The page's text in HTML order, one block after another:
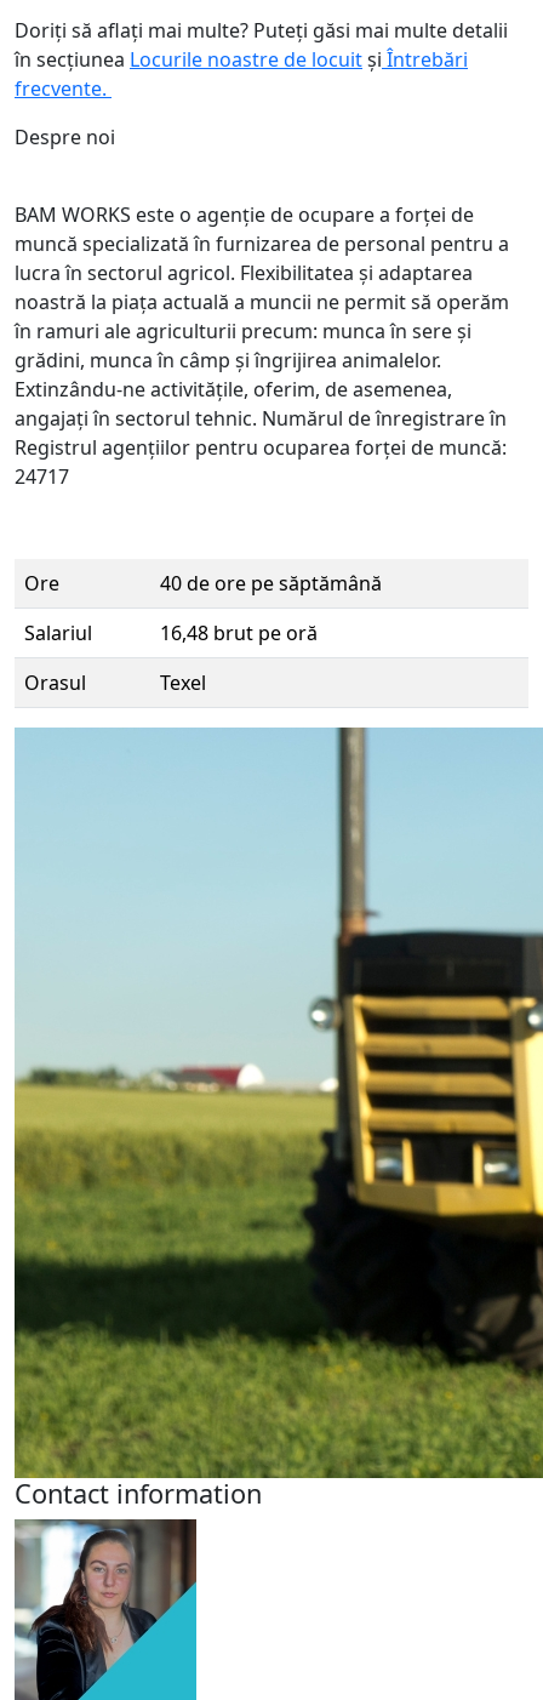
Doriți să aflați mai multe? Puteți găsi mai multe detalii
în secțiunea Locurile noastre de locuitși Întrebări
frecvente.
Despre noi
BAM WORKS este o agenție de ocupare a forței de
muncă specializată în furnizarea de personal pentru a
lucra în sectorul agricol. Flexibilitatea și adaptarea
noastră la piața actuală a muncii ne permit să operăm
în ramuri ale agriculturii precum: munca în sere și
grădini, munca în câmp și îngrijirea animalelor.
Extinzându-ne activitățile, oferim, de asemenea,
angajați în sectorul tehnic. Numărul de înregistrare în
Registrul agențiilor pentru ocuparea forței de muncă:
24717
Ore
40 de ore pe săptămână
Salariul
16,48 brut pe oră
Orasul
Texel
Contact information